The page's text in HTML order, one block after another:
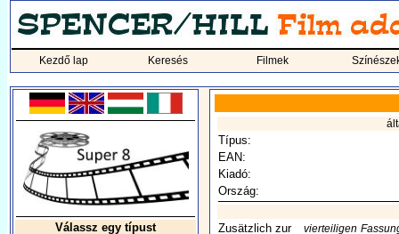
Kezdő lap Keresés Filmek
Válassz egy típust
Típus:
EAN:
Kiadó:
Ország:
Zusätzlich zur vierteiligen